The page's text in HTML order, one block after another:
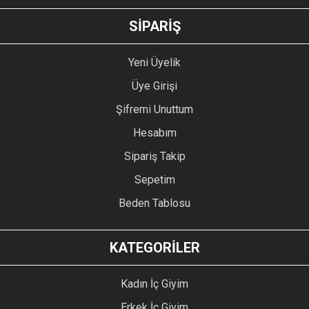
GÖNDER
SİPARİŞ
Yeni Üyelik
Üye Girişi
Şifremi Unuttum
Hesabım
Sipariş Takip
Sepetim
Beden Tablosu
KATEGORİLER
Kadın İç Giyim